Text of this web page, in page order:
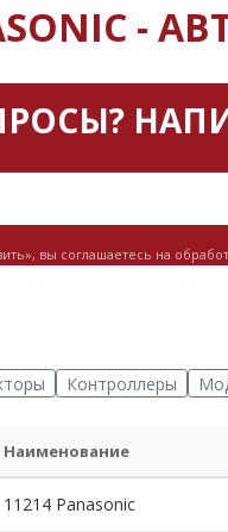
-
вы соглашаетесь на
Контроллеры
Наименование
11214 Panasonic